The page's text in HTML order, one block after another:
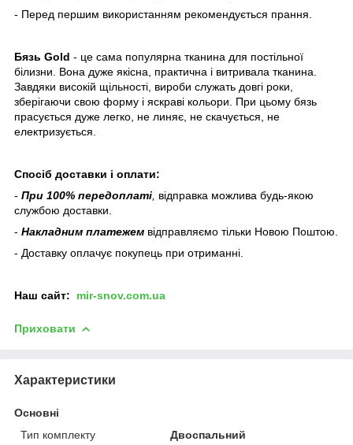
- Перед першим використанням рекомендується прання.
Бязь Gold - це сама популярна тканина для постільної
білизни. Вона дуже якісна, практична і витривала тканина.
Завдяки високій щільності, вироби служать довгі роки,
зберігаючи свою форму і яскраві кольори. При цьому бязь
прасується дуже легко, не линяє, не скачується, не
електризується.
Спосіб доставки і оплати:
- При 100% передоплаті відправка можлива будь-якою
службою доставки.
- Накладним платежем відправляємо тільки Новою Поштою.
- Доставку оплачує покупець при отриманні.
Наш сайт: mir-snov.com.ua
Приховати
Характеристики
Основні
Тип комплекту
Двоспальний